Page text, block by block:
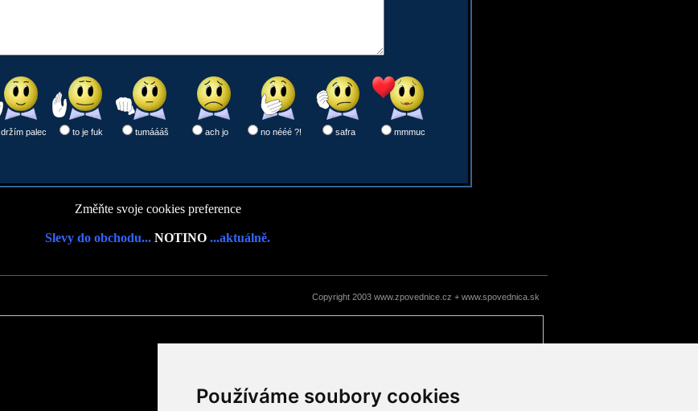
Používáme soubory cookies
držím palec to je fuk tumáááš ach jo no nééé ?! safra
mmmuc
Změňte svoje cookies preference
Slevy do obchodu... NOTINO ...aktuálně.
Copyright 2003 www.zpovednice.cz + www.spovednica.sk